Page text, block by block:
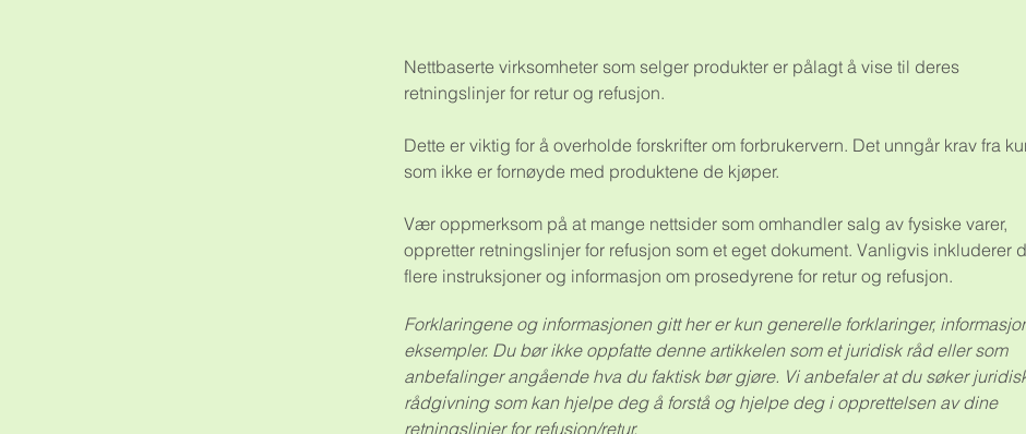
Nettbaserte virksomheter som selger produkter er pålagt å vise til deres
retningslinjer for retur og refusjon.
Dette er viktig for å overholde forskrifter om forbrukervern. Det unngår krav fra
som ikke er fornøyde med produktene de kjøper.
Vær oppmerksom på at mange nettsider som omhandler salg av fysiske varer,
oppretter retningslinjer for refusjon som et eget dokument. Vanligvis inkluderer
flere instruksjoner og informasjon om prosedyrene for retur og refusjon.
Forklaringene og informasjonen gitt her er kun generelle forklaringer,
eksempler. Du bør ikke oppfatte denne artikkelen som et juridisk råd eller som
anbefalinger angående hva du faktisk bør gjøre. Vi anbefaler at du søker
rådgivning som kan hjelpe deg å forstå og hjelpe deg i opprettelsen av dine
retningslinjer for refusjon/retur.